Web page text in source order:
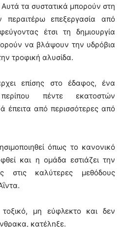
Αυτά τα συστατικά μπορούν στη
περαιτέρω επεξεργασία από
έτσι τη δημιουργία
να βλάψουν την υδρόβια
τροφική αλυσίδα.
επίσης στο έδαφος, ένα
πέντε εκατοστών
έπειτα από περισσότερες από
όπως το κανονικό
και η ομάδα εστιάζει την
στις καλύτερες μεθόδους
μη εύφλεκτο και δεν
κατέληξε.